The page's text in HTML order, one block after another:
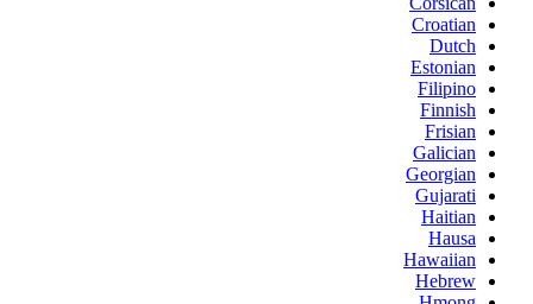
Croatian
Dutch
Estonian
Filipino
Finnish
Frisian
Galician
Georgian
Gujarati
Haitian
Hausa
Hawaiian
Hebrew